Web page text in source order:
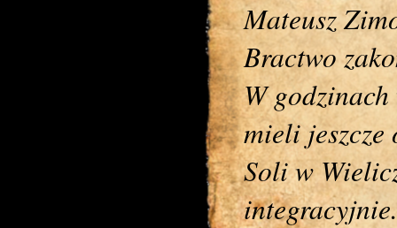
Mateusz
Bractwo
W
mieli jeszcze
Soli w
integracyjnie.